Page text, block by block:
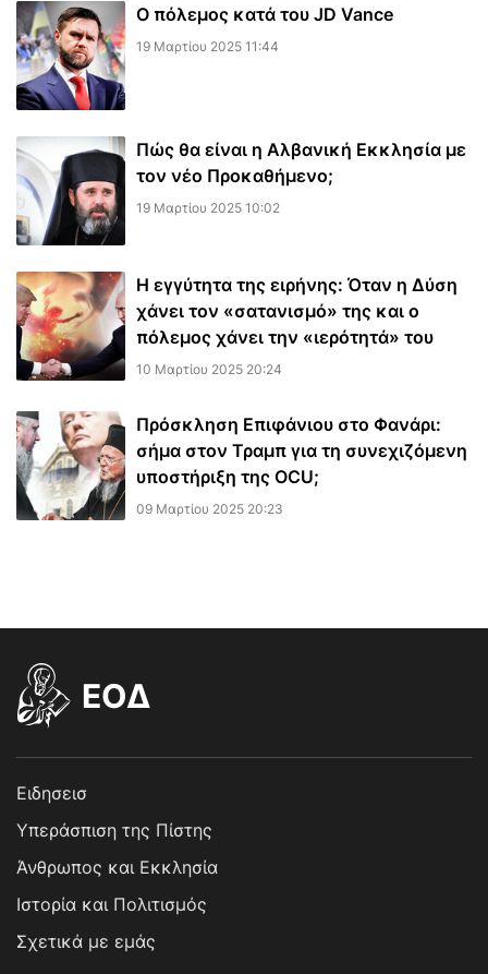
Ο πόλεμος κατά του JD Vance
19 Μαρτίου 2025 11:44
Πώς θα είναι η Αλβανική Εκκλησία με
τον νέο Προκαθήμενο;
19 Μαρτίου 2025 10:02
Η εγγύτητα της ειρήνης: Όταν η Δύση
χάνει τον «σατανισμό» της και ο
πόλεμος χάνει την «ιερότητά» του
10 Μαρτίου 2025 20:24
Πρόσκληση Επιφάνιου στο Φανάρι:
σήμα στον Τραμπ για τη συνεχιζόμενη
υποστήριξη της OCU;
09 Μαρτίου 2025 20:23
EOΔ
Ειδησεισ
Υπεράσπιση της Πίστης
Άνθρωπος και Εκκλησία
Ιστορία και Πολιτισμός
Σχετικά με εμάς